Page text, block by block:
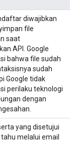
diwajibkan
file
saat
API. Google
bahwa file sudah
sudah
Google tidak
perilaku teknologi
dengan
yang disetujui
melalui email